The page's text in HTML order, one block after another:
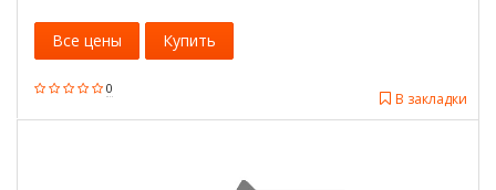
0
В закладки
Все цены Купить